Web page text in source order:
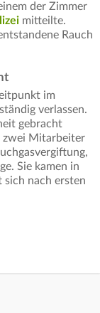
der Zimmer
mitteilte.
Rauch
im
verlassen.
gebracht
zwei Mitarbeiter
Sie kamen in
sich nach ersten